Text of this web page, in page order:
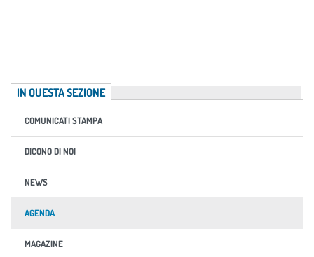
IN QUESTA SEZIONE
COMUNICATI STAMPA
DICONO DI NOI
NEWS
AGENDA
MAGAZINE